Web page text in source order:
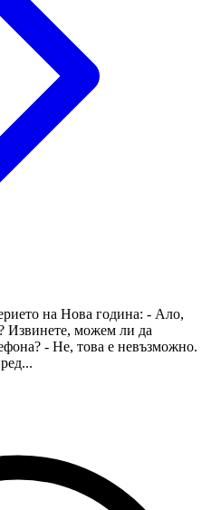
на Нова година: - Ало,
Извинете, можем ли да
- Не, това е невъзможно.